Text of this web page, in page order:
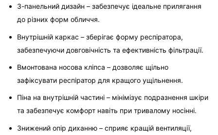
3-панельний дизайн – забезпечує ідеальне прилягання
до різних форм обличчя.
Внутрішній каркас – зберігає форму респіратора,
забезпечуючи довговічність та ефективність фільтрації.
Вмонтована носова кліпса – дозволяє щільно
зафіксувати респіратор для кращого ущільнення.
Піна на внутрішній частині – мінімізує подразнення шкіри
та забезпечує комфорт навіть при тривалому носінні.
Знижений опір диханню – сприяє кращій вентиляції,